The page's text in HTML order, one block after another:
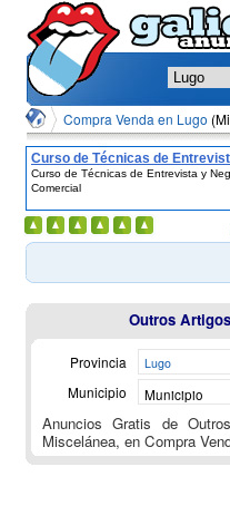
Compra Venda en Lugo
Curso de Técnicas de
Negociación Comercial
Curso de Técnicas de Entrevista y
Comercial
Outros Artigos
Provincia Lugo
Municipio Municipio
Anuncios Gratis de
Miscelánea, en Compra